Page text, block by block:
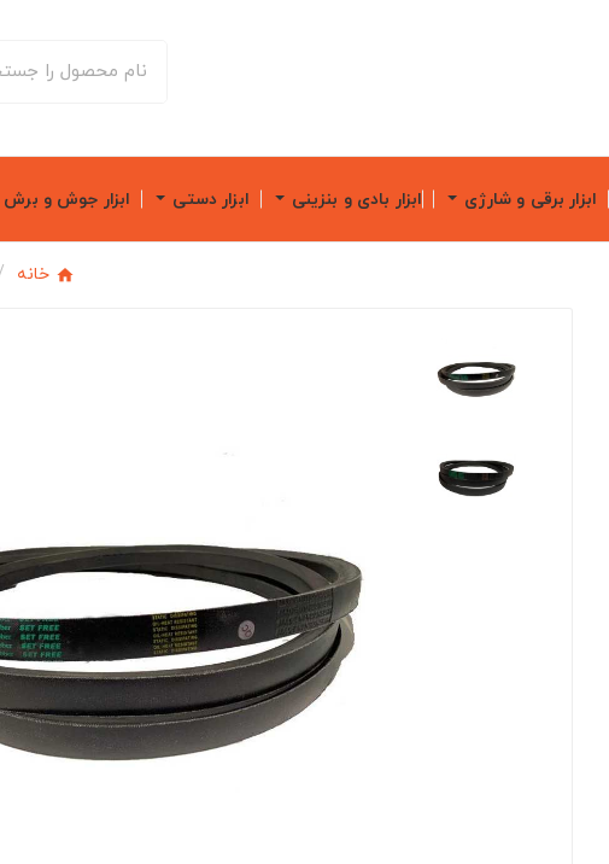
ابزار برقی و شارژی ابزار بادی و بنزینی ابزار دستی ابزار جوش و برش
خانه